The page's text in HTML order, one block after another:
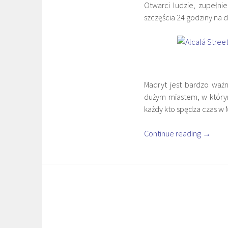
Otwarci ludzie,
szczęścia 24 godziny na
Madryt jest bardzo
dużym miastem, w
każdy kto spędza czas w
Continue reading →